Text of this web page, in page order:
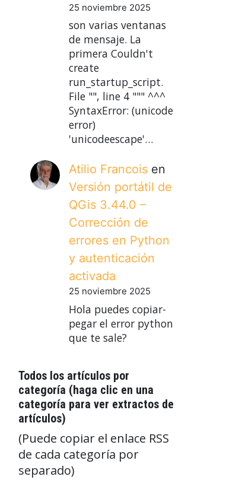
25 noviembre 2025
son varias ventanas
de mensaje. La
primera Couldn't
create
run_startup_script.
File "", line 4 """ ^^^
SyntaxError: (unicode
error)
'unicodeescape'…
Atilio Francois en
Versión portátil de
QGis 3.44.0 –
Corrección de
errores en Python
y autenticación
activada
25 noviembre 2025
Hola puedes copiar-
pegar el error python
que te sale?
Todos los artículos por
categoría (haga clic en una
categoría para ver extractos de
artículos)
(Puede copiar el enlace RSS
de cada categoría por
separado)